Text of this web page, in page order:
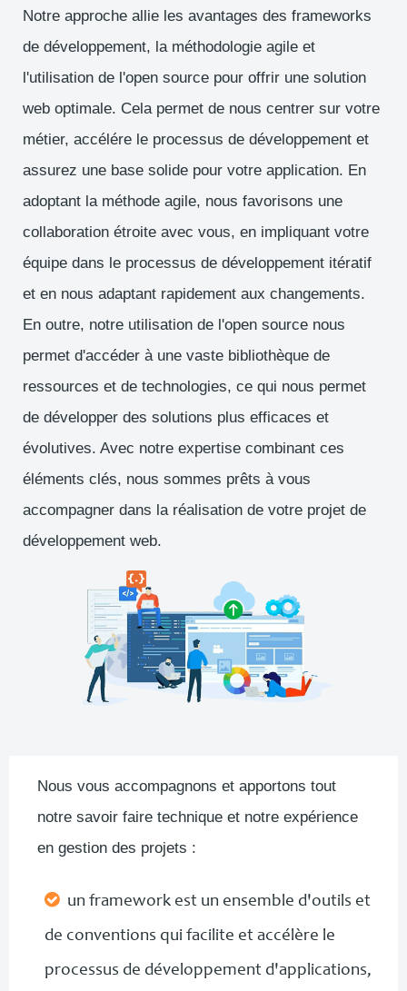
Notre approche allie les avantages des frameworks
de développement, la méthodologie agile et
l'utilisation de l'open source pour offrir une solution
web optimale. Cela permet de nous centrer sur votre
métier, accélére le processus de développement et
assurez une base solide pour votre application. En
adoptant la méthode agile, nous favorisons une
collaboration étroite avec vous, en impliquant votre
équipe dans le processus de développement itératif
et en nous adaptant rapidement aux changements.
En outre, notre utilisation de l'open source nous
permet d'accéder à une vaste bibliothèque de
ressources et de technologies, ce qui nous permet
de développer des solutions plus efficaces et
évolutives. Avec notre expertise combinant ces
éléments clés, nous sommes prêts à vous
accompagner dans la réalisation de votre projet de
développement web.
Nous vous accompagnons et apportons tout
notre savoir faire technique et notre expérience
en gestion des projets :
un framework est un ensemble d'outils et
de conventions qui facilite et accélère le
processus de développement d'applications,